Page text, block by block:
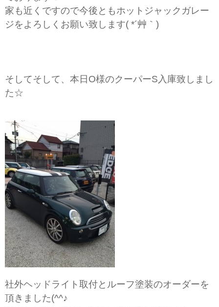
家も近くですので今後ともホットジャックガレー
ジをよろしくお願い致します( *´艸｀)
そしてそして、本日O様のクーパーS入庫致しまし
た☆
社外ヘッドライト取付とルーフ塗装のオーダーを
頂きました(^^♪